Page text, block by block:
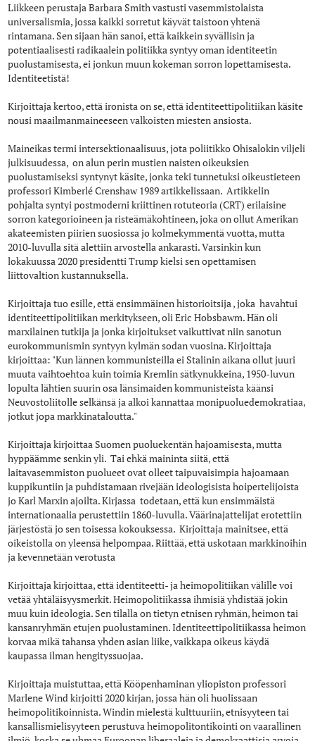
Liikkeen perustaja Barbara Smith vastusti vasemmistolaista
universalismia, jossa kaikki sorretut käyvät taistoon yhtenä
rintamana. Sen sijaan hän sanoi, että kaikkein syvällisin ja
potentiaalisesti radikaalein politiikka syntyy oman identiteetin
puolustamisesta, ei jonkun muun kokeman sorron lopettamisesta.
Identiteetistä!
Kirjoittaja kertoo, että ironista on se, että identiteettipolitiikan käsite
nousi maailmanmaineeseen valkoisten miesten ansiosta.
Maineikas termi intersektionaalisuus, jota poliitikko Ohisalokin viljeli
julkisuudessa, on alun perin mustien naisten oikeuksien
puolustamiseksi syntynyt käsite, jonka teki tunnetuksi oikeustieteen
professori Kimberlé Crenshaw 1989 artikkelissaan. Artikkelin
pohjalta syntyi postmoderni kriittinen rotuteoria (CRT) erilaisine
sorron kategorioineen ja risteämäkohtineen, joka on ollut Amerikan
akateemisten piirien suosiossa jo kolmekymmentä vuotta, mutta
2010-luvulla sitä alettiin arvostella ankarasti. Varsinkin kun
lokakuussa 2020 presidentti Trump kielsi sen opettamisen
liittovaltion kustannuksella.
Kirjoittaja tuo esille, että ensimmäinen historioitsija , joka havahtui
identiteettipolitiikan merkitykseen, oli Eric Hobsbawm. Hän oli
marxilainen tutkija ja jonka kirjoitukset vaikuttivat niin sanotun
eurokommunismin syntyyn kylmän sodan vuosina. Kirjoittaja
kirjoittaa: "Kun lännen kommunisteilla ei Stalinin aikana ollut juuri
muuta vaihtoehtoa kuin toimia Kremlin sätkynukkeina, 1950-luvun
lopulta lähtien suurin osa länsimaiden kommunisteista käänsi
Neuvostoliitolle selkänsä ja alkoi kannattaa monipuoluedemokratiaa,
jotkut jopa markkinataloutta."
Kirjoittaja kirjoittaa Suomen puoluekentän hajoamisesta, mutta
hyppäämme senkin yli. Tai ehkä maininta siitä, että
laitavasemmiston puolueet ovat olleet taipuvaisimpia hajoamaan
kuppikuntiin ja puhdistamaan rivejään ideologisista hoipertelijoista
jo Karl Marxin ajoilta. Kirjassa todetaan, että kun ensimmäistä
internationaalia perustettiin 1860-luvulla. Väärinajattelijat erotettiin
järjestöstä jo sen toisessa kokouksessa. Kirjoittaja mainitsee, että
oikeistolla on yleensä helpompaa. Riittää, että uskotaan markkinoihin
ja kevennetään verotusta
Kirjoittaja kirjoittaa, että identiteetti- ja heimopolitiikan välille voi
vetää yhtäläisyysmerkit. Heimopolitiikassa ihmisiä yhdistää jokin
muu kuin ideologia. Sen tilalla on tietyn etnisen ryhmän, heimon tai
kansanryhmän etujen puolustaminen. Identiteettipolitiikassa heimon
korvaa mikä tahansa yhden asian liike, vaikkapa oikeus käydä
kaupassa ilman hengityssuojaa.
Kirjoittaja muistuttaa, että Kööpenhaminan yliopiston professori
Marlene Wind kirjoitti 2020 kirjan, jossa hän oli huolissaan
heimopolitikoinnista. Windin mielestä kulttuuriin, etnisyyteen tai
kansallismielisyyteen perustuva heimopolitontikointi on vaarallinen